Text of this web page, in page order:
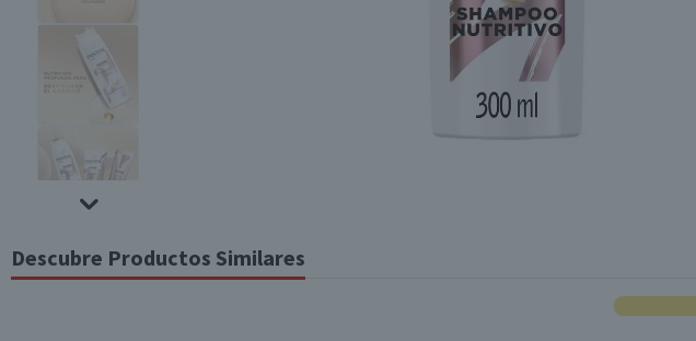
Descubre Productos Similares